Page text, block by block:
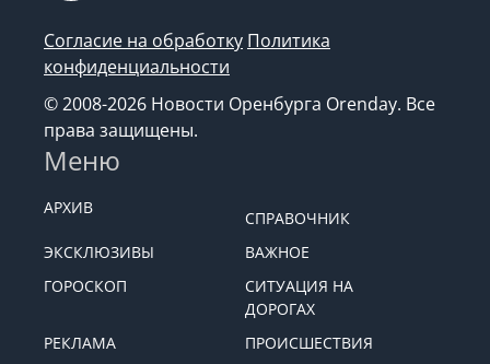
Согласие на обработку Политика
конфиденциальности
© 2008-2026 Новости Оренбурга Orenday. Все
права защищены.
Меню
АРХИВ
СПРАВОЧНИК
ЭКСКЛЮЗИВЫ
ВАЖНОЕ
ГОРОСКОП
СИТУАЦИЯ НА
ДОРОГАХ
РЕКЛАМА
ПРОИСШЕСТВИЯ